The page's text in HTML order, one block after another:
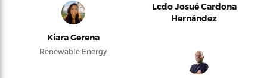
Kiara Gerena
Renewable Energy
Lcdo Josué Cardona
Hernández